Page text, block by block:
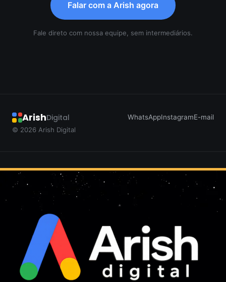
Falar com a Arish agora
Fale direto com nossa equipe, sem intermediários.
ArishDigital WhatsAppInstagramE-mail
© 2026 Arish Digital